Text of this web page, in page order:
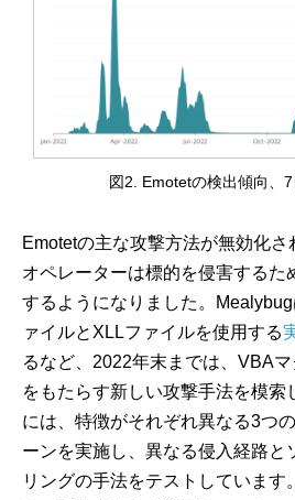
図2. Emotetの検出傾向、
Emotetの主な攻撃方法が無効化
オペレーターは標的を侵害するた
するようになりました。
ァイルとXLLファイルを使用する
るなど、2022年末までは、VBA
をもたらす新しい攻撃手法を模索
には、特徴がそれぞれ異なる3つ
ーンを実施し、異なる侵入経路と
リングの手法をテストしています